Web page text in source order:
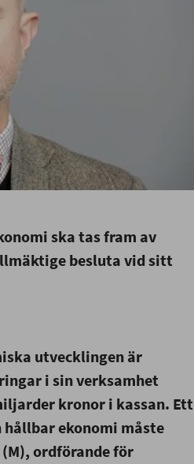
ska tas fram av
besluta vid sitt
utvecklingen är
i sin verksamhet
kronor i kassan. Ett
ekonomi måste
ordförande för